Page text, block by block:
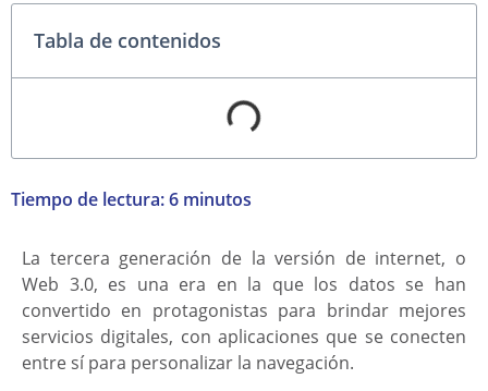
Tabla de contenidos
Tiempo de lectura:6 minutos
La tercera generación de la versión de internet, o
Web 3.0, es una era en la que los datos se han
convertido en protagonistas para brindar mejores
servicios digitales, con aplicaciones que se conecten
entre sí para personalizar la navegación.